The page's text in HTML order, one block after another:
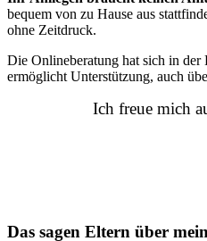
bequem von zu Hause aus
ohne Zeitdruck.
Die Onlineberatung hat sich in
ermöglicht Unterstützung, auch
Ich freue mich
Das sagen Eltern über